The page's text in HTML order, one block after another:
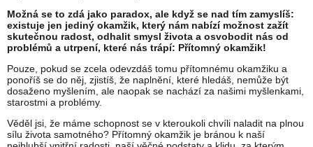
Možná se to zdá jako paradox, ale když se nad tím zamyslíš:
existuje jen jediný okamžik, který nám nabízí možnost zažít
skutečnou radost, odhalit smysl života a osvobodit nás od
problémů a utrpení, které nás trápí: Přítomný okamžik!
Pouze, pokud se zcela odevzdáš tomu přítomnému okamžiku a
ponoříš se do něj, zjistíš, že naplnění, které hledáš, nemůže být
dosaženo myšlením, ale naopak se nachází za našimi myšlenkami,
starostmi a problémy.
Věděl jsi, že máme schopnost se v kteroukoli chvíli naladit na plnou
sílu života samotného? Přítomný okamžik je bránou k naší